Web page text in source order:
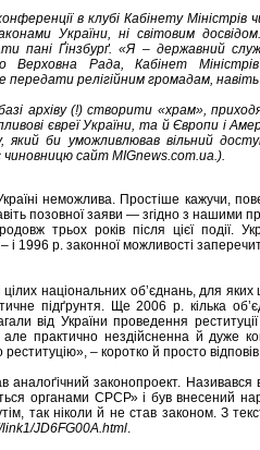
в клубі Кабінету
України, ні світовим
пані Ґінзбурґ. «Я – державний
Рада, Кабінет
релігійним громадам,
архіву (!) створити «храм»,
євреї України, та й Європи і
би уможливлював вільний
сайт MIGnews.com.ua.).
неможлива. Простіше кажучи,
позовної заяви — згідно з нашими
трьох років після цієї події.
і 1996 р. законної можливості
національних об’єднань, для
підґрунтя. Ще 2006 р. кілька
від України проведення
але практично нездійсненна й дуже
– коротко й просто
аналоґічний законопроект.
органами СРСР» і був внесений
так ніколи й не став законом. З
JD6FG00A.html.